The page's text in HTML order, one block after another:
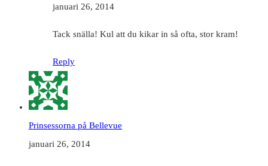
januari 26, 2014
Tack snälla! Kul att du kikar in så ofta, stor kram!
Reply
Prinsessorna på Bellevue
januari 26, 2014